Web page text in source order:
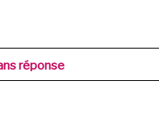
réponse